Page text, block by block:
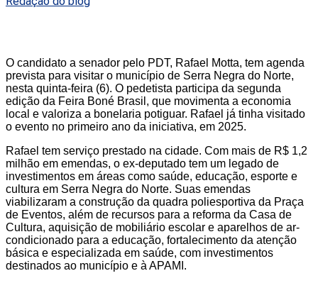
O candidato a senador pelo PDT, Rafael Motta, tem agenda
prevista para visitar o município de Serra Negra do Norte,
nesta quinta-feira (6). O pedetista participa da segunda
edição da Feira Boné Brasil, que movimenta a economia
local e valoriza a bonelaria potiguar. Rafael já tinha visitado
o evento no primeiro ano da iniciativa, em 2025.
Rafael tem serviço prestado na cidade. Com mais de R$ 1,2
milhão em emendas, o ex-deputado tem um legado de
investimentos em áreas como saúde, educação, esporte e
cultura em Serra Negra do Norte. Suas emendas
viabilizaram a construção da quadra poliesportiva da Praça
de Eventos, além de recursos para a reforma da Casa de
Cultura, aquisição de mobiliário escolar e aparelhos de ar-
condicionado para a educação, fortalecimento da atenção
básica e especializada em saúde, com investimentos
destinados ao município e à APAMI.